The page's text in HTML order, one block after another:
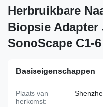
Herbruikbare
Biopsie Adapter
SonoScape C1-
Basiseigenschappen
Plaats van
herkomst: